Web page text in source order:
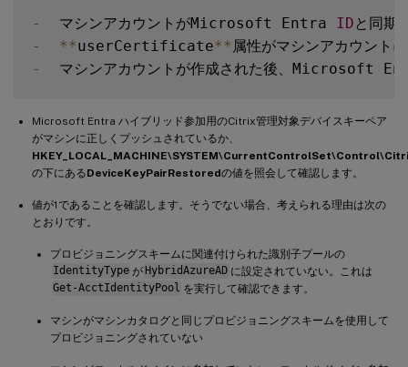
-
  マシンアカウントがMicrosoft Entra
ID と同期
-
**userCertificate**
-
マシンアカウントが作成された後、Microsoft
Microsoft Entra ハイブリッド参加用のCitrix管理対象デバイスキーペア
がマシンに正しくプッシュされているか、
の下にあるDeviceKeyPairRestoredの値を照会して確認します。
値が1であることを確認します。そうでない場合、考えられる理由は次の
とおりです。
プロビジョニングスキームに関連付けられた識別子プールの
IdentityType が HybridAzureAD に設定されていない。これは
Get-AcctIdentityPool を実行して確認できます。
マシンがマシンカタログと同じプロビジョニングスキームを使用して
プロビジョニングされていない